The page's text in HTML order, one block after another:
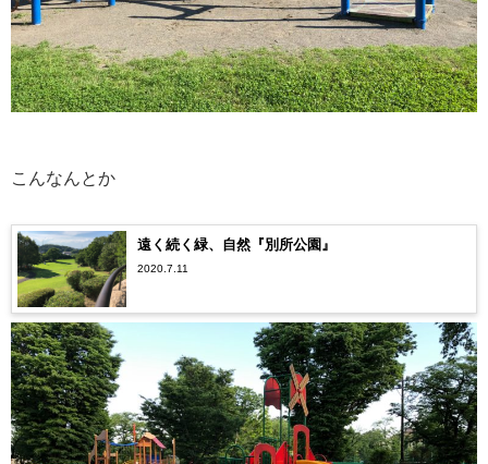
こんなんとか
遠く続く緑、自然『別所公園』
2020.7.11